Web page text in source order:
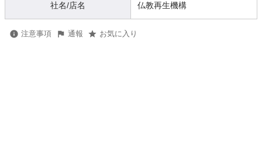
社名/店名 仏教再生機構
注意事項 通報 お気に入り